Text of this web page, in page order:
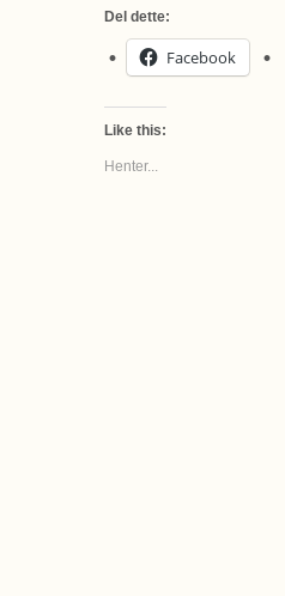
Del dette:
Facebook
Like this:
Henter...